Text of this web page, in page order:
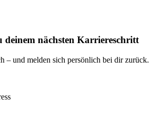
deinem nächsten Karriereschritt
– und melden sich persönlich bei dir zurück.